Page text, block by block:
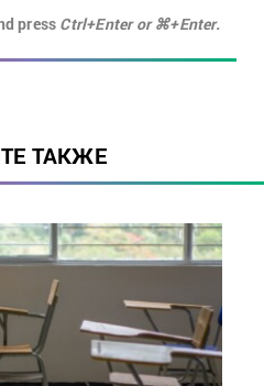
press Ctrl+Enter or ⌘+Enter.
ТАКЖЕ